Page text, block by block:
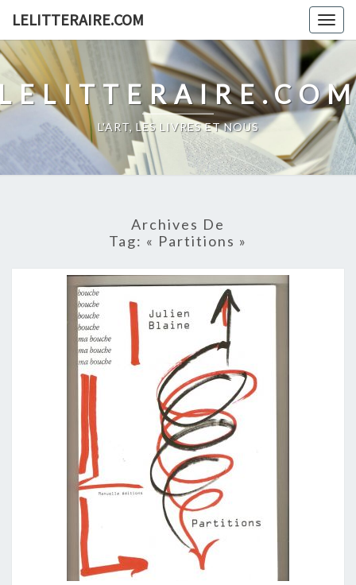
content
LELITTERAIRE.COM
L'ART, LES LIVRES ET NOUS
Archives De
Tag: « Partitions »